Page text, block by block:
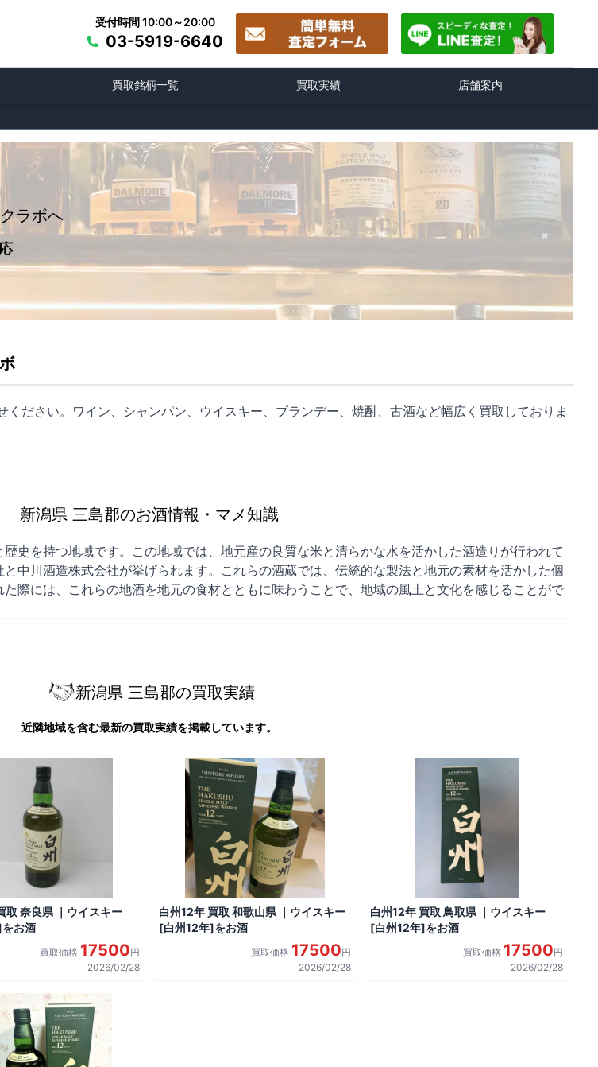
受付時間 10:00～20:00
03-5919-6640
買取銘柄一覧 買取実績 店舗案内
ラボへ
ださい。ワイン、シャンパン、ウイスキー、ブランデー、焼酎、古酒など幅広く買取しておりま
新潟県 三島郡のお酒情報・マメ知識
史を持つ地域です。この地域では、地元産の良質な米と清らかな水を活かした酒造りが行われて
中川酒造株式会社が挙げられます。これらの酒蔵では、伝統的な製法と地元の素材を活かした個
際には、これらの地酒を地元の食材とともに味わうことで、地域の風土と文化を感じることがで
新潟県 三島郡の買取実績
近隣地域を含む最新の買取実績を掲載しています。
取 奈良県 ｜ウイスキー
お酒
買取価格 17500円
2026/02/28
白州12年 買取 和歌山県 ｜ウイスキー
[白州12年]をお酒
買取価格 17500円
2026/02/28
白州12年 買取 鳥取県 ｜ウイスキー
[白州12年]をお酒
買取価格 17500円
2026/02/28